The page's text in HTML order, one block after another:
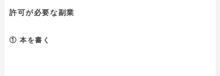
許可が必要な副業
① 本を書く